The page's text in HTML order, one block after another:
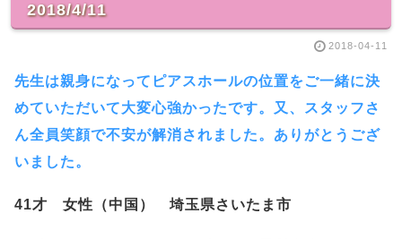
2018/4/11
2018-04-11
先生は親身になってピアスホールの位置をご一緒に決
めていただいて大変心強かったです。又、スタッフさ
ん全員笑顔で不安が解消されました。ありがとうござ
いました。
41才 女性（中国） 埼玉県さいたま市